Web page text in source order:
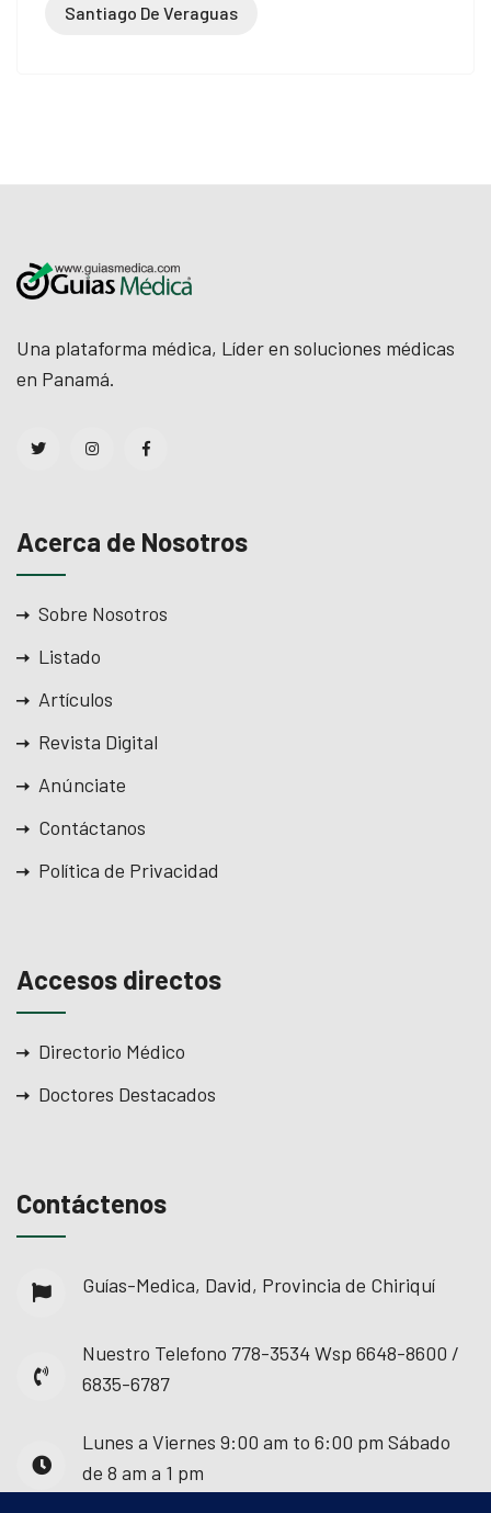
Santiago De Veraguas
Una plataforma médica, Líder en soluciones médicas
en Panamá.
Acerca de Nosotros
Sobre Nosotros
Listado
Artículos
Revista Digital
Anúnciate
Contáctanos
Política de Privacidad
Accesos directos
Directorio Médico
Doctores Destacados
Contáctenos
Guías-Medica, David, Provincia de Chiriquí
Nuestro Telefono 778-3534 Wsp 6648-8600 /
6835-6787
Lunes a Viernes 9:00 am to 6:00 pm Sábado
de 8 am a 1 pm